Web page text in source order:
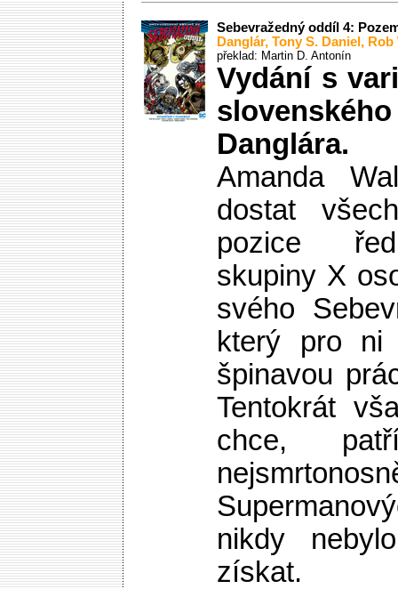
Sebevražedný oddíl 4:
Danglár, Tony S. Daniel ,
překlad: Martin D. Antonín
Vydání s
Danglára.
Amanda
dostat
pozice
skupiny X
svého
který pro ni
špinavou
Tentokrát
chce,
nikdy
získat.